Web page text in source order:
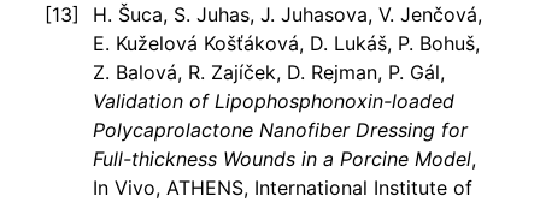
H. Šuca, S. Juhas, J. Juhasova, V. Jenčová,
E. Kuželová Košťáková, D. Lukáš, P. Bohuš,
Z. Balová, R. Zajíček, D. Rejman, P. Gál,
Validation of Lipophosphonoxin-loaded
Polycaprolactone Nanofiber Dressing for
Full-thickness Wounds in a Porcine Model,
In Vivo, ATHENS, International Institute of